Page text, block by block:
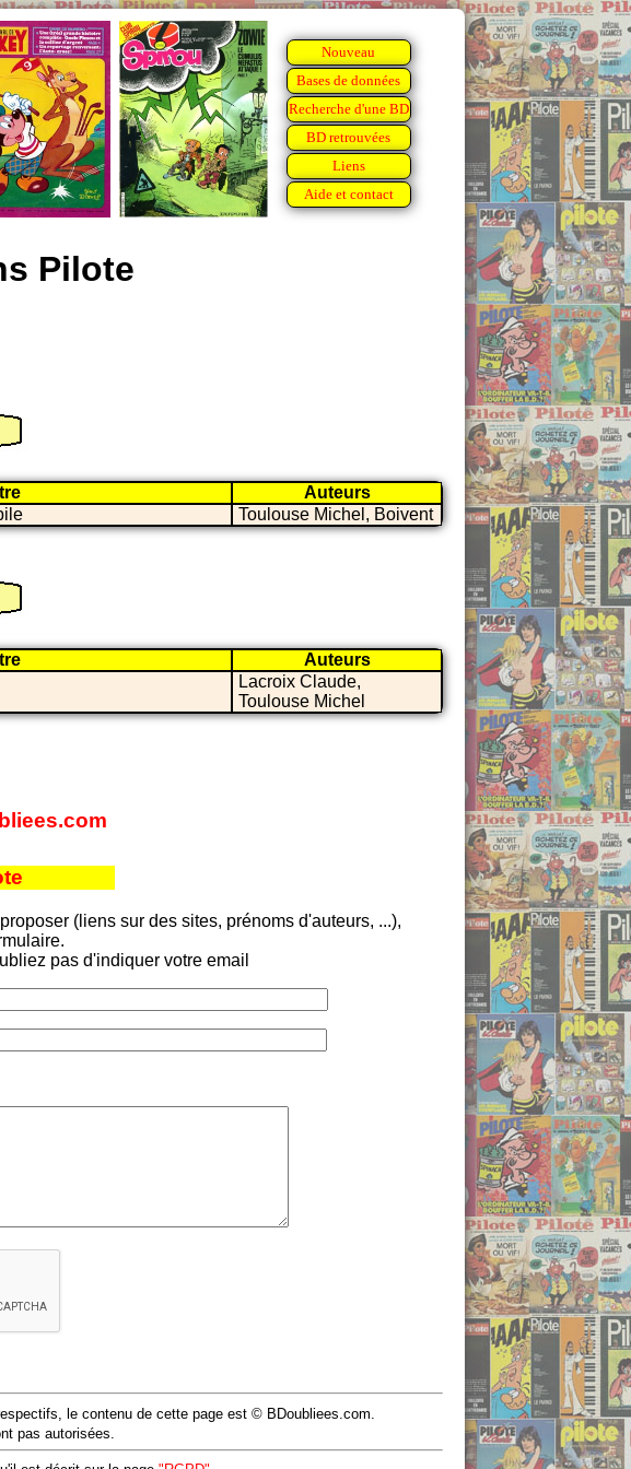
Nouveau
Bases de données
Recherche d'une BD
BD retrouvées
Liens
Aide et contact
Pilote
Auteurs
Toulouse Michel, Boivent
Auteurs
Lacroix Claude,
Toulouse Michel
(liens sur des sites, prénoms d'auteurs, ...),
pas d'indiquer votre email
le contenu de cette page est © BDoubliees.com.
pas autorisées.